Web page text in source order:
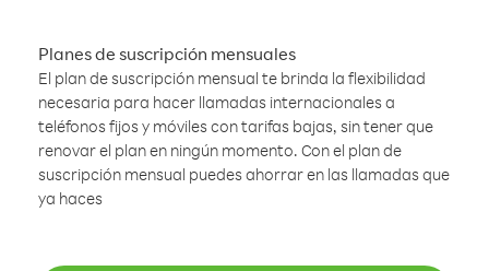
Planes de suscripción mensuales
El plan de suscripción mensual te brinda la flexibilidad
necesaria para hacer llamadas internacionales a
teléfonos fijos y móviles con tarifas bajas, sin tener que
renovar el plan en ningún momento. Con el plan de
suscripción mensual puedes ahorrar en las llamadas que
ya haces